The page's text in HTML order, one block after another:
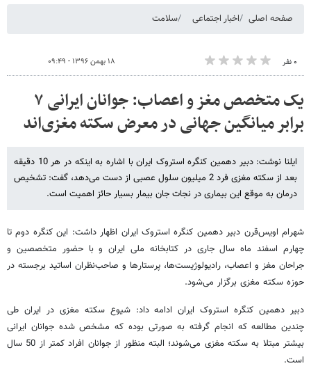
صفحه اصلی اخبار اجتماعی سلامت
۰ نفر ۱۸ بهمن ۱۳۹۶ - ۰۹:۴۹
یک متخصص مغز و اعصاب: جوانان ایرانی ۷
برابر میانگین جهانی در معرض سکته مغزی‌اند
ایلنا نوشت: دبیر دهمین کنگره استروک ایران با اشاره به اینکه در هر 10 دقیقه
بعد از سکته مغزی فرد 2 میلیون سلول عصبی از دست می‌دهد، گفت: تشخیص
درمان به موقع این بیماری در نجات جان بیمار بسیار حائز اهمیت است.
شهرام اویس‌قرن دبیر دهمین کنگره استروک ایران اظهار داشت:‌ این کنگره دوم تا
چهارم اسفند ماه سال جاری در کتابخانه ملی ایران و با حضور متخصصین و
جراحان مغز و اعصاب، رادیولوژیست‌ها، پرستارها و صاحب‌نظران اساتید برجسته در
حوزه سکته مغزی برگزار می‌شود.
دبیر دهمین کنگره استروک ایران ادامه داد: شیوع سکته مغزی در ایران طی
چندین مطالعه که انجام گرفته به صورتی بوده که مشخص شده جوانان ایرانی
بیشتر مبتلا به سکته مغزی می‌شوند؛ البته منظور از جوانان افراد کمتر از 50 سال
است.